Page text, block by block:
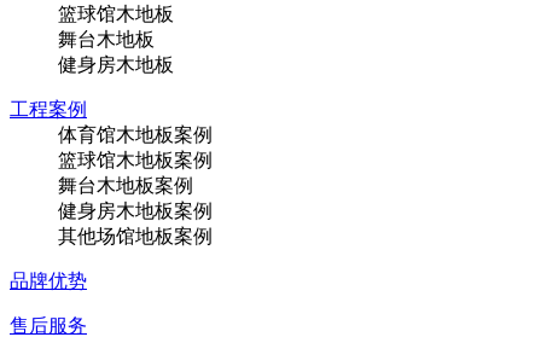
篮球馆木地板
舞台木地板
健身房木地板
工程案例
体育馆木地板案例
篮球馆木地板案例
舞台木地板案例
健身房木地板案例
其他场馆地板案例
品牌优势
售后服务